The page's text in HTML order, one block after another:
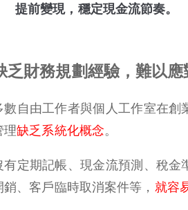
提前變現，穩定現金流節奏。
乏財務規劃經驗，難以應
數自由工作者與個人工作室在
理缺乏系統化概念。
有定期記帳、現金流預測、稅
銷、客戶臨時取消案件等， 就容